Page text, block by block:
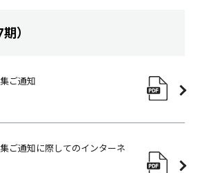
）
ご通知
ご通知に際してのインターネ